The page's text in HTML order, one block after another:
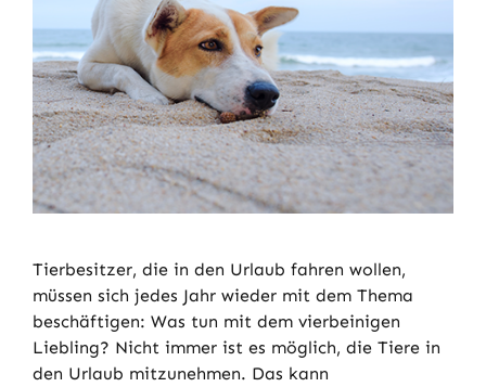
Tierbesitzer, die in den Urlaub fahren wollen,
müssen sich jedes Jahr wieder mit dem Thema
beschäftigen: Was tun mit dem vierbeinigen
Liebling? Nicht immer ist es möglich, die Tiere in
den Urlaub mitzunehmen. Das kann